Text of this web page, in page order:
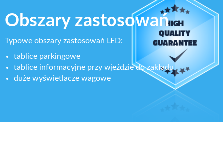
Obszary zastosowań
Typowe obszary zastosowań LED:
tablice parkingowe
tablice informacyjne przy wjeździe do zakładu
duże wyświetlacze wagowe